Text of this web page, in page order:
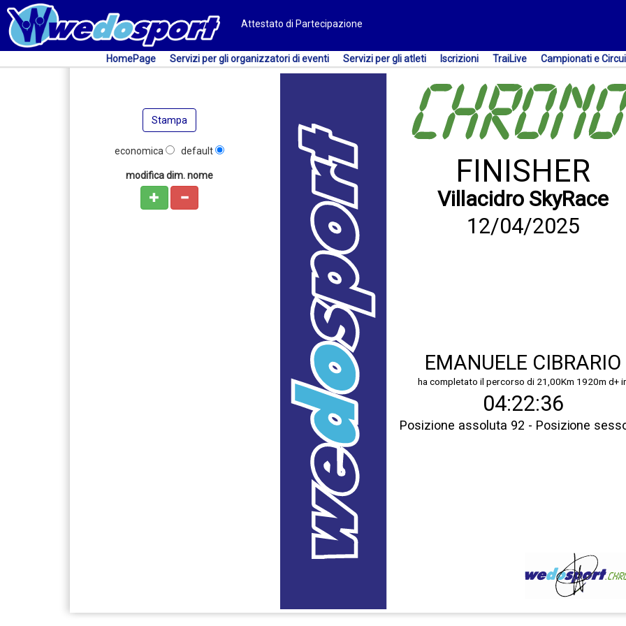
Attestato di Partecipazione
HomePage Servizi per gli organizzatori di eventi Servizi per gli atleti Iscrizioni TraiLive Campionati e
Stampa
economica default
modifica dim. nome FINISHER
Villacidro SkyRace
EMANUELE CIBRARIO
ha completato il percorso di 21,00Km 1920m d+
Posizione assoluta 92 - Posizione
04:22:36
12/04/2025